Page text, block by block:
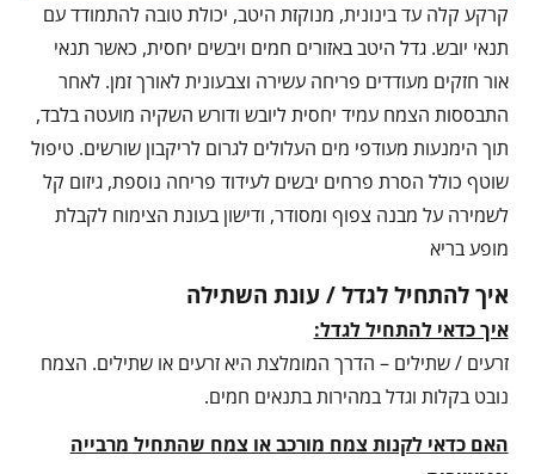
קרקע קלה עד בינונית, מנוקזת היטב, יכולת טובה להתמודד עם
תנאי יובש. גדל היטב באזורים חמים ויבשים יחסית, כאשר תנאי
אור חזקים מעודדים פריחה עשירה וצבעונית לאורך זמן. לאחר
התבססות הצמח עמיד יחסית ליובש ודורש השקיה מועטה בלבד,
תוך הימנעות מעודפי מים העלולים לגרום לריקבון שורשים. טיפול
שוטף כולל הסרת פרחים יבשים לעידוד פריחה נוספת, גיזום קל
לשמירה על מבנה צפוף ומסודר, ודישון בעונת הצימוח לקבלת
מופע בריא
איך להתחיל לגדל / עונת השתילה
איך כדאי להתחיל לגדל:
זרעים / שתילים – הדרך המומלצת היא זרעים או שתילים. הצמח
נובט בקלות וגדל במהירות בתנאים חמים.
האם כדאי לקנות צמח מורכב או צמח שהתחיל מרבייה